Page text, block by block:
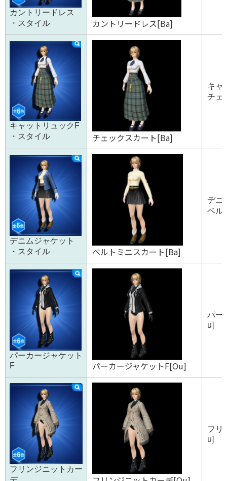
カントリードレス
・スタイル
カントリードレス[Ba]
キャットリュックF
・スタイル
チェックスカート[Ba]
キャ
チェ
デニムジャケット
・スタイル
ベルトミニスカート[Ba]
デニ
ベル
パーカージャケット
F
パーカージャケットF[Ou]
パー
u]
フリンジニットカー
フリ
u]